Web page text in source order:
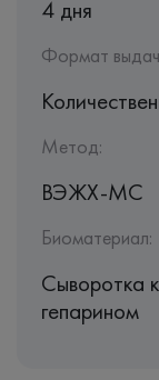
4 дня
Формат
Метод:
ВЭЖХ-МС
Биоматериал:
Сыворотка
гепарином